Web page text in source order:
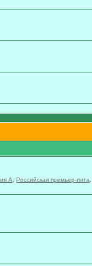
А ,Российская премьер-лига